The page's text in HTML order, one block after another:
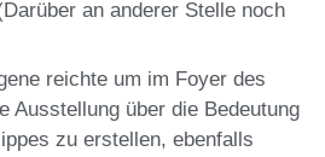
an anderer Stelle noch
reichte um im Foyer des
Ausstellung über die Bedeutung
zu erstellen, ebenfalls